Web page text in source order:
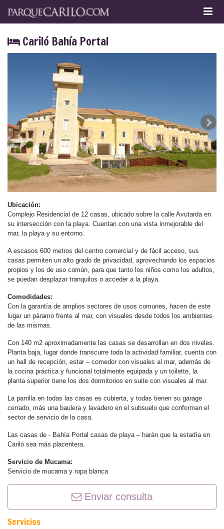
Cariló Bahía Portal
Ubicación:
Complejo Residencial de 12 casas, ubicado sobre la calle Avutarda en
su intersección con la playa. Cuentan con una vista inmejorable del
mar, la playa y su entorno.
A escasos 600 metros del centro comercial y de fácil acceso, sus
casas permiten un alto grado de privacidad, aprovechando los espacios
propios y los de uso común, para que tanto los niños como los adultos,
se puedan desplazar tranquilos o acceder a la playa.
Comodidades:
Con la garantía de amplios sectores de usos comunes, hacen de este
lugar un páramo frente al mar, con visuales desde todos los ambientes
de las mismas.
Con 140 m2 aproximadamente las casas se desarrollan en dos niveles.
Planta baja, lugar donde transcurre toda la actividad familiar, cuenta con
un hall de recepción, estar – comedor con visuales al mar, además de
la cocina práctica y funcional totalmente equipada y un toilette, la
planta superior tiene los dos dormitorios en suite con visuales al mar.
La parrilla en todas las casas es cubierta, y todas tienen su garage
cerrado, más una baulera y lavadero en el subsuelo que conforman el
sector de servicio de la casa.
Las casas de - Bahía Portal casas de playa – harán que la estadía en
Cariló sea más placentera.
Servicio de Mucama:
Servicio de mucama y ropa blanca
Enviar consulta
Servicios